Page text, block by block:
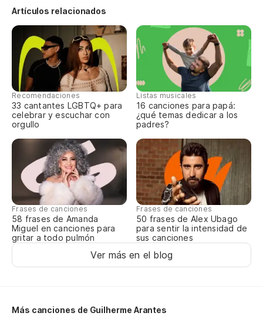
Artículos relacionados
Recomendaciones
33 cantantes LGBTQ+ para
celebrar y escuchar con
orgullo
Listas musicales
16 canciones para papá:
¿qué temas dedicar a los
padres?
Frases de canciones
58 frases de Amanda
Miguel en canciones para
gritar a todo pulmón
Frases de canciones
50 frases de Alex Ubago
para sentir la intensidad de
sus canciones
Ver más en el blog
Más canciones de Guilherme Arantes